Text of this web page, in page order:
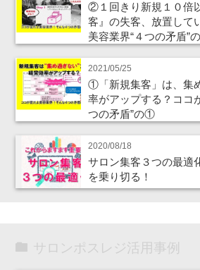
②１回きり新規１０倍
客』の失客、放置して
美容業界“４つの矛盾”
2021/05/25
①「新規集客」は、集
率がアップする？ココ
つの矛盾”の①
2020/08/18
サロン集客３つの最適
を乗り切る！
サロンポスレジ活用事例